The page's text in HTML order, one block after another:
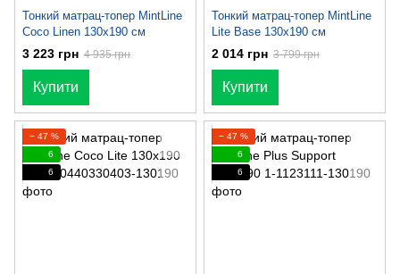
Тонкий матрац-топер MintLine
Coco Linen 130x190 см
3 223 грн 4 935 грн
Купити
Тонкий матрац-топер MintLine
Lite Base 130x190 см
2 014 грн 3 799 грн
Купити
− 47 %
6
6
− 47 %
6
6